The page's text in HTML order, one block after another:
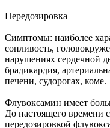
Передозировка
Симптомы: наиболее
сонливость,
нарушениях сердечной
брадикардия,
печени, судорогах, коме.
Флувоксамин имеет
До настоящего времени
передозировкой